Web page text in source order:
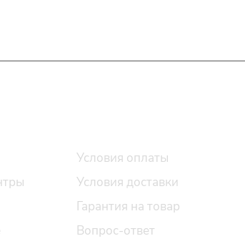
Условия оплаты
Условия доставки
Гарантия на товар
Вопрос-ответ